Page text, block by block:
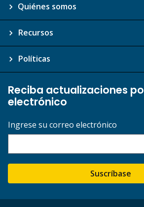
Quiénes somos
Recursos
Políticas
Reciba actualizaciones
electrónico
Ingrese su correo electrónico
Suscríbase